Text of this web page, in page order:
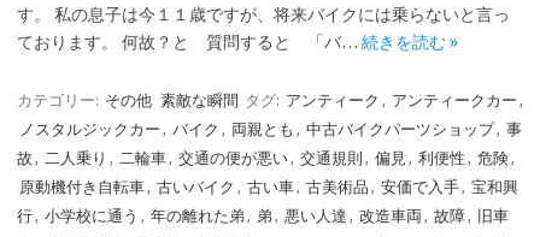
す。 私の息子は今１１歳ですが、将来バイクには乗らないと言っ
ております。 何故？と 質問すると 「バ… 続きを読む »
カテゴリー: その他 素敵な瞬間 タグ: アンティーク , アンティークカー ,
ノスタルジックカー , バイク , 両親とも , 中古バイクパーツショップ, 事
故 , 二人乗り , 二輪車, 交通の便が悪い, 交通規則 , 偏見 , 利便性 , 危険,
原動機付き自転車, 古いバイク , 古い車, 古美術品 , 安価で入手, 宝和興
行, 小学校に通う , 年の離れた弟, 弟, 悪い人達 , 改造車両 , 故障,
旧車